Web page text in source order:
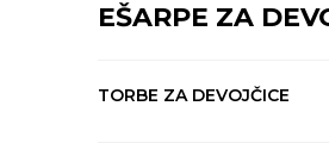
EŠARPE ZA
TORBE ZA DEVOJČICE